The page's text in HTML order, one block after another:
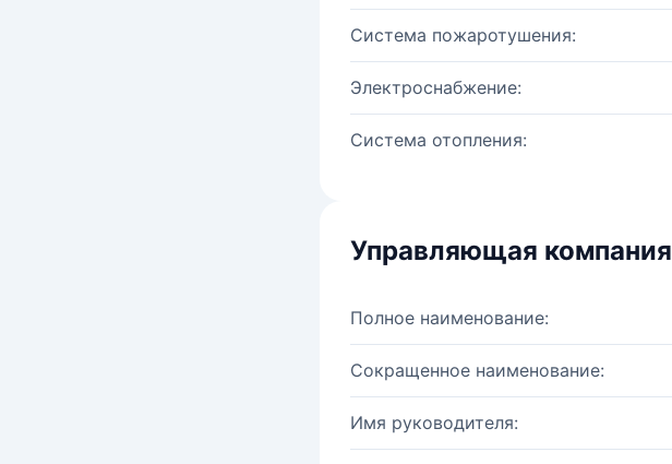
Система пожаротушения:
Электроснабжение:
Система отопления:
Управляющая компания
Полное наименование:
Сокращенное наименование:
Имя руководителя: